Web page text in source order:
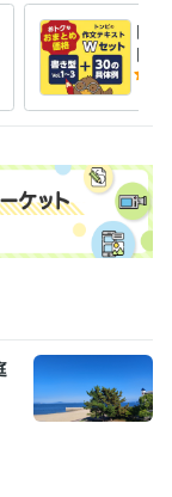
受検する」の勉強
偏差値 合格
勉強
ト
ト
＋1